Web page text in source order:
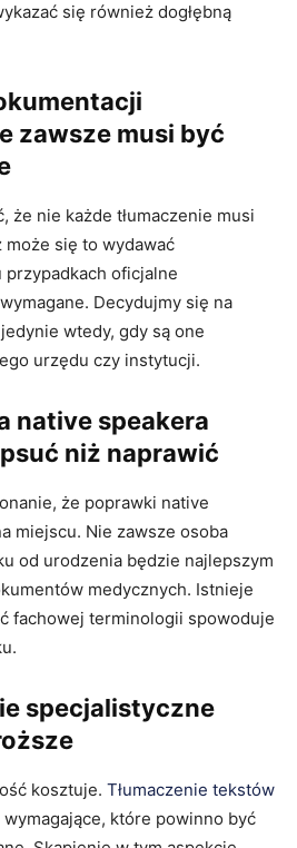
się również dogłębną
zawsze musi być
że nie każde tłumaczenie musi
może się to wydawać
oficjalne
Decydujmy się na
wtedy, gdy są one
urzędu czy instytucji.
native speakera
niż naprawić
że poprawki native
miejscu. Nie zawsze osoba
od urodzenia będzie najlepszym
medycznych. Istnieje
fachowej terminologii spowoduje
specjalistyczne
kosztuje. Tłumaczenie tekstów
wymagające, które powinno być